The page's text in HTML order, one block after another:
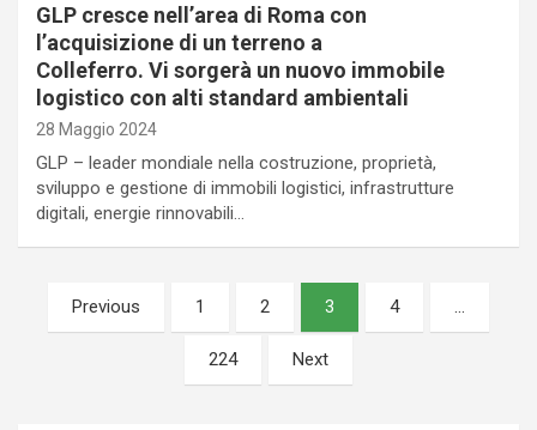
GLP cresce nell’area di Roma con
l’acquisizione di un terreno a
Colleferro. Vi sorgerà un nuovo immobile
logistico con alti standard ambientali
28 Maggio 2024
GLP – leader mondiale nella costruzione, proprietà,
sviluppo e gestione di immobili logistici, infrastrutture
digitali, energie rinnovabili…
Paginazione
degli
Previous 1 2 3 4 …
224 Next